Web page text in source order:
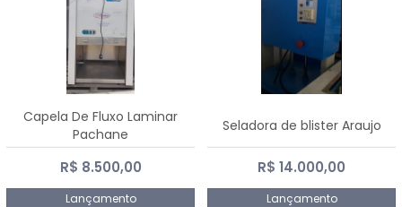
Capela De Fluxo Laminar
Pachane
R$ 8.500,00
Lançamento
Seladora de blister Araujo
R$ 14.000,00
Lançamento